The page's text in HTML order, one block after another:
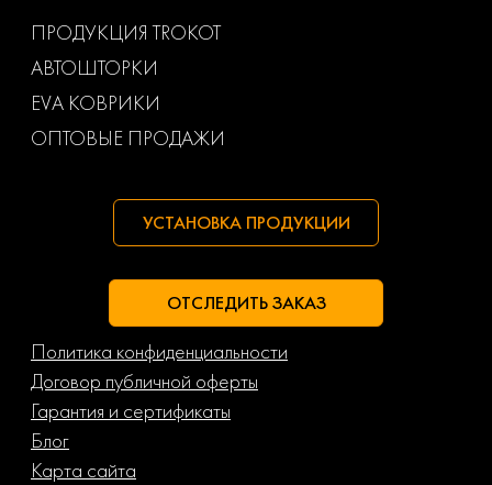
ПРОДУКЦИЯ TROKOT
АВТОШТОРКИ
EVA КОВРИКИ
ОПТОВЫЕ ПРОДАЖИ
УСТАНОВКА ПРОДУКЦИИ
ОТСЛЕДИТЬ ЗАКАЗ
Политика конфиденциальности
Договор публичной оферты
Гарантия и сертификаты
Блог
Карта сайта